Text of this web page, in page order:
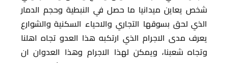
شخص يعاين ميدانيا ما حصل في النبطية وحجم الدمار
الذي لحق بسوقها التجاري والاحياء السكنية والشوارع
يعرف مدى الاجرام الذي ارتكبه هذا العدو تجاه اهلنا
وتجاه شعبنا، ويمكن لهذا الاجرام وهذا العدوان ان